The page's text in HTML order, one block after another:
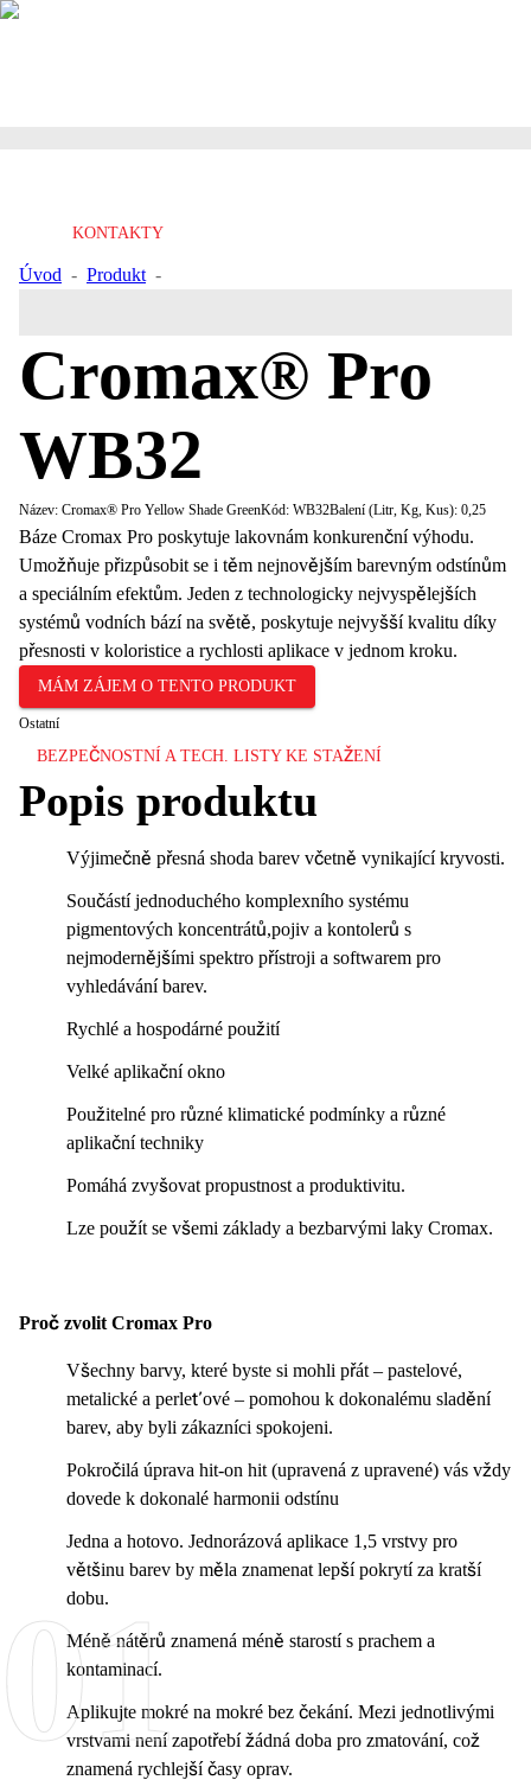
KONTAKTY
Úvod - Produkt -
Cromax® Pro
WB32
Název: Cromax® Pro Yellow Shade GreenKód: WB32Balení (Litr, Kg, Kus): 0,25
Báze Cromax Pro poskytuje lakovnám konkurenční výhodu.
Umožňuje přizpůsobit se i těm nejnovějším barevným odstínům
a speciálním efektům. Jeden z technologicky nejvyspělejších
systémů vodních bází na světě, poskytuje nejvyšší kvalitu díky
přesnosti v koloristice a rychlosti aplikace v jednom kroku.
MÁM ZÁJEM O TENTO PRODUKT
Ostatní
BEZPEČNOSTNÍ A TECH. LISTY KE STAŽENÍ
Popis produktu
Výjimečně přesná shoda barev včetně vynikající kryvosti.
Součástí jednoduchého komplexního systému
pigmentových koncentrátů,pojiv a kontolerů s
nejmodernějšími spektro přístroji a softwarem pro
vyhledávání barev.
Rychlé a hospodárné použití
Velké aplikační okno
Použitelné pro různé klimatické podmínky a různé
aplikační techniky
Pomáhá zvyšovat propustnost a produktivitu.
Lze použít se všemi základy a bezbarvými laky Cromax.
Proč zvolit Cromax Pro
Všechny barvy, které byste si mohli přát – pastelové,
metalické a perleťové – pomohou k dokonalému sladění
barev, aby byli zákazníci spokojeni.
Pokročilá úprava hit-on hit (upravená z upravené) vás vždy
dovede k dokonalé harmonii odstínu
Jedna a hotovo. Jednorázová aplikace 1,5 vrstvy pro
většinu barev by měla znamenat lepší pokrytí za kratší
dobu.
Méně nátěrů znamená méně starostí s prachem a
kontaminací.
Aplikujte mokré na mokré bez čekání. Mezi jednotlivými
vrstvami není zapotřebí žádná doba pro zmatování, což
znamená rychlejší časy oprav.
01